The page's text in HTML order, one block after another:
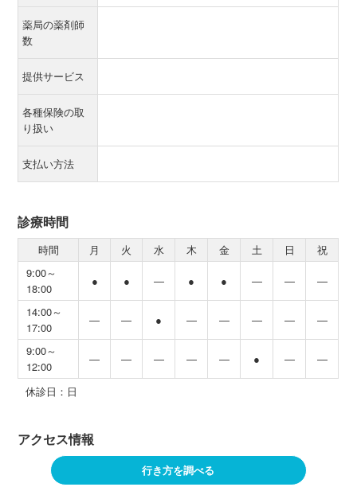
薬局の薬剤師
数
提供サービス
各種保険の取
り扱い
支払い方法
診療時間
時間 月 火 水 木 金 土 日
祝
9:00～
18:00
● ● ― ● ● ― ― ―
14:00～
17:00
― ― ● ― ― ― ― ―
9:00～
12:00
― ― ― ― ― ● ― ―
休診日：日
アクセス情報
行き方を調べる